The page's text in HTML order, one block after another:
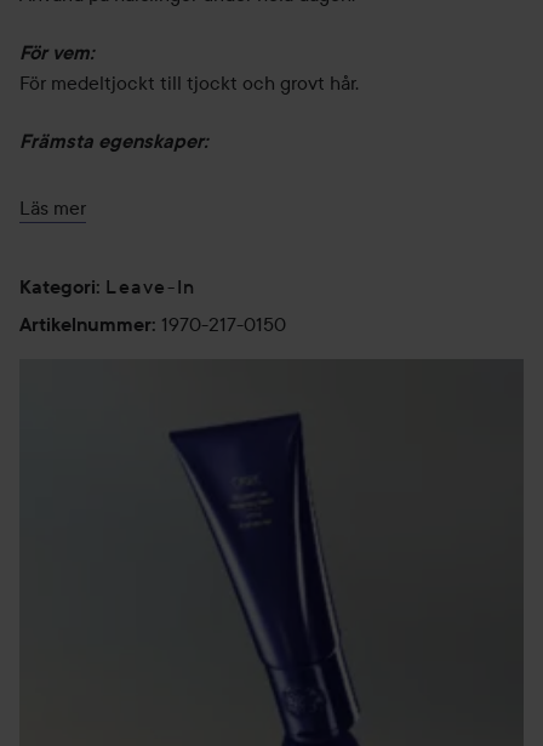
För vem:
För medeltjockt till tjockt och grovt hår.
Främsta egenskaper:
Jämnar ut kluvna toppar, reparerar och motverkar
Återställer hårets fuktbalans
Läs mer
Kategori: Leave-In
Artikelnummer: 1970-217-0150